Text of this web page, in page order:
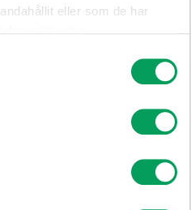
eller som de har
Lösningsarkitekt
Managementkonsult